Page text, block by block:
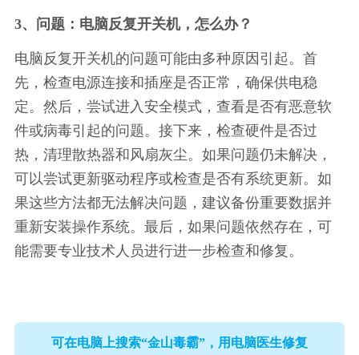
3、问题：电脑反复开关机，怎么办？
电脑反复开关机的问题可能由多种原因引起。首
先，检查电源连接和插座是否正常，确保供电稳
定。然后，尝试进入安全模式，查看是否有恶意软
件或病毒引起的问题。接下来，检查硬件是否过
热，清理散热器和风扇灰尘。如果问题仍未解决，
可以尝试更新驱动程序或检查是否有系统更新。如
果这些方法都无法解决问题，建议备份重要数据并
重新安装操作系统。最后，如果问题依然存在，可
能需要专业技术人员进行进一步检查和修复。
可在电脑上搜索“金山毒霸”，用电脑医生修复